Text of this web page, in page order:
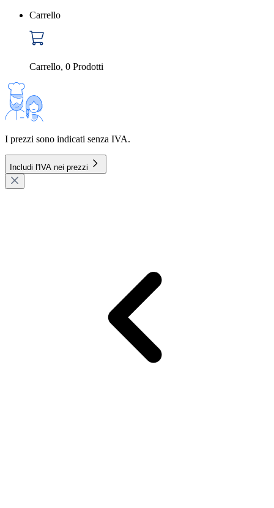
Carrello
Carrello, 0 Prodotti
I prezzi sono indicati senza IVA.
Includi l'IVA nei prezzi